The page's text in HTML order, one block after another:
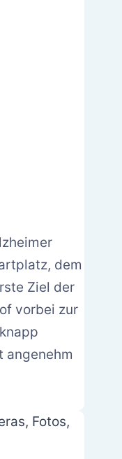
dem
Ziel der
vorbei zur
angenehm
, Fotos,